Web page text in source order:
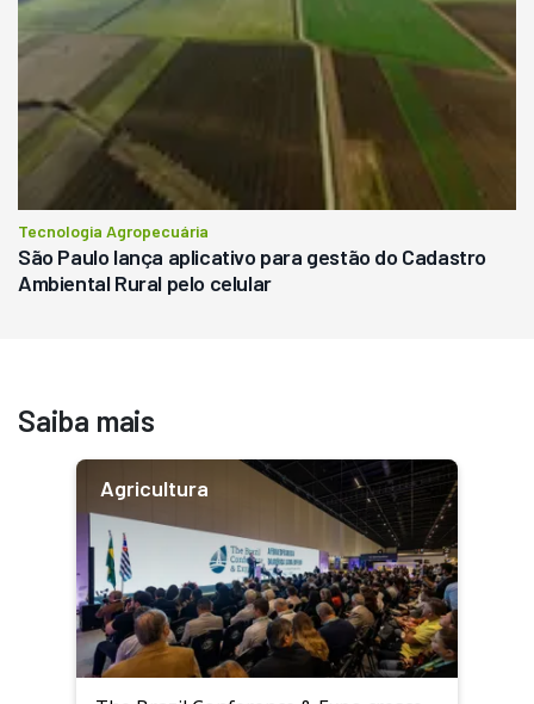
Tecnologia Agropecuária
São Paulo lança aplicativo para gestão do Cadastro
Ambiental Rural pelo celular
Saiba mais
Agricultura